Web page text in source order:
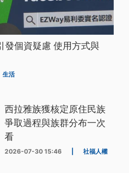
發個資疑慮 使用方式與
生活
西拉雅族獲核定原住民族
爭取過程與族群分布一次
看
2026-07-30 15:46 社福人權